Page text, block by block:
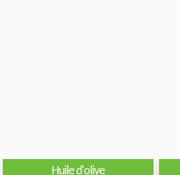
Huile d'olive